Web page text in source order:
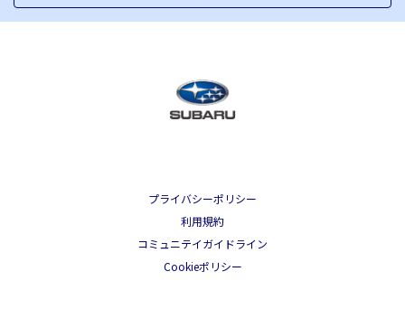
プライバシーポリシー
利用規約
コミュニテイガイドライン
Cookieポリシー